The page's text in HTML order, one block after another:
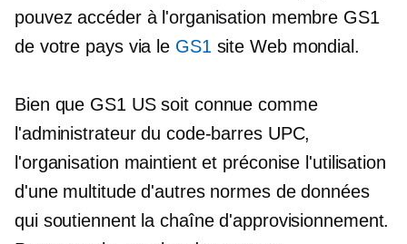
pouvez accéder à l'organisation membre GS1
de votre pays via le GS1site Web mondial.
Bien que GS1 US soit connue comme
l'administrateur du code-barres UPC,
l'organisation maintient et préconise l'utilisation
d'une multitude d'autres normes de données
qui soutiennent la chaîne d'approvisionnement.